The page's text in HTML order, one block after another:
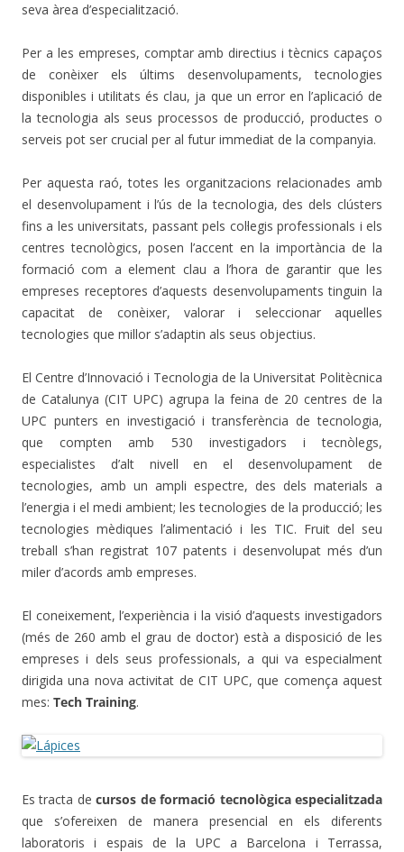
seva àrea d’especialització.
Per a les empreses, comptar amb directius i tècnics capaços
de conèixer els últims desenvolupaments, tecnologies
disponibles i utilitats és clau, ja que un error en l’aplicació de
la tecnologia als seus processos de producció, productes o
serveis pot ser crucial per al futur immediat de la companyia.
Per aquesta raó, totes les organitzacions relacionades amb
el desenvolupament i l’ús de la tecnologia, des dels clústers
fins a les universitats, passant pels col·legis professionals i els
centres tecnològics, posen l’accent en la importància de la
formació com a element clau a l’hora de garantir que les
empreses receptores d’aquests desenvolupaments tinguin la
capacitat de conèixer, valorar i seleccionar aquelles
tecnologies que millor s’adaptin als seus objectius.
El Centre d’Innovació i Tecnologia de la Universitat Politècnica
de Catalunya (CIT UPC) agrupa la feina de 20 centres de la
UPC punters en investigació i transferència de tecnologia,
que compten amb 530 investigadors i tecnòlegs,
especialistes d’alt nivell en el desenvolupament de
tecnologies, amb un ampli espectre, des dels materials a
l’energia i el medi ambient; les tecnologies de la producció; les
tecnologies mèdiques l’alimentació i les TIC. Fruit del seu
treball s’han registrat 107 patents i desenvolupat més d’un
miler d’acords amb empreses.
El coneixement, l’experiència i la visió d’aquests investigadors
(més de 260 amb el grau de doctor) està a disposició de les
empreses i dels seus professionals, a qui va especialment
dirigida una nova activitat de CIT UPC, que comença aquest
mes: Tech Training.
Es tracta decursos de formació tecnològica especialitzada
que s’ofereixen de manera presencial en els diferents
laboratoris i espais de la UPC a Barcelona i Terrassa,